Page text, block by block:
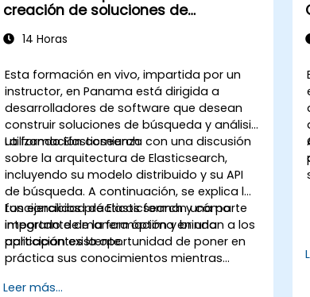
creación de soluciones de
Elasticsearch
14 Horas
Esta formación en vivo, impartida por un
instructor, en Panama está dirigida a
desarrolladores de software que desean
construir soluciones de búsqueda y análisis
utilizando Elasticsearch.
La formación comienza con una discusión
sobre la arquitectura de Elasticsearch,
incluyendo su modelo distribuido y su API
de búsqueda. A continuación, se explica la
funcionalidad de Elasticsearch y cómo
integrarlo de manera óptima en una
aplicación existente.
Los ejercicios prácticos forman una parte
importante de la formación y brindan a los
participantes la oportunidad de poner en
práctica sus conocimientos mientras
implementación y progreso.
Leer más...